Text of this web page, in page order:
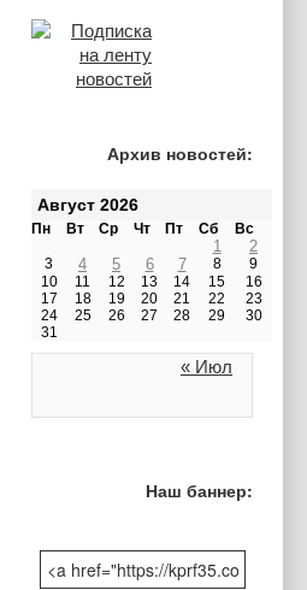
Архив новостей:
Август 2026
Пн Вт Ср Чт Пт Сб Вс
1 2
3 4 5 6 7 8
9
10
11 12 13 14 15
16
17
18 19 20 21 22
23
24
25 26 27 28 29
30
31
« Июл
Наш баннер: